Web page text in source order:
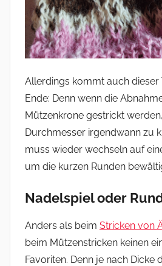
Allerdings kommt auch dieser
Ende: Denn wenn die
Mützenkrone gestrickt
Durchmesser irgendwann zu
muss wieder wechseln auf
um die kurzen Runden
Nadelspiel oder
Anders als beim Stricken von
beim Mützenstricken keinen
Favoriten. Denn je nach Dicke